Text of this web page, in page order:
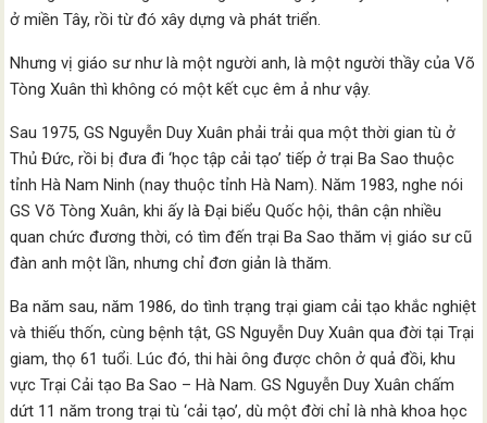
ở miền Tây, rồi từ đó xây dựng và phát triển.
Nhưng vị giáo sư như là một người anh, là một người thầy của Võ
Tòng Xuân thì không có một kết cục êm ả như vậy.
Sau 1975, GS Nguyễn Duy Xuân phải trải qua một thời gian tù ở
Thủ Đức, rồi bị đưa đi ‘học tập cải tạo’ tiếp ở trại Ba Sao thuộc
tỉnh Hà Nam Ninh (nay thuộc tỉnh Hà Nam). Năm 1983, nghe nói
GS Võ Tòng Xuân, khi ấy là Đại biểu Quốc hội, thân cận nhiều
quan chức đương thời, có tìm đến trại Ba Sao thăm vị giáo sư cũ
đàn anh một lần, nhưng chỉ đơn giản là thăm.
Ba năm sau, năm 1986, do tình trạng trại giam cải tạo khắc nghiệt
và thiếu thốn, cùng bệnh tật, GS Nguyễn Duy Xuân qua đời tại Trại
giam, thọ 61 tuổi. Lúc đó, thi hài ông được chôn ở quả đồi, khu
vực Trại Cải tạo Ba Sao – Hà Nam. GS Nguyễn Duy Xuân chấm
dứt 11 năm trong trại tù ‘cải tạo’, dù một đời chỉ là nhà khoa học